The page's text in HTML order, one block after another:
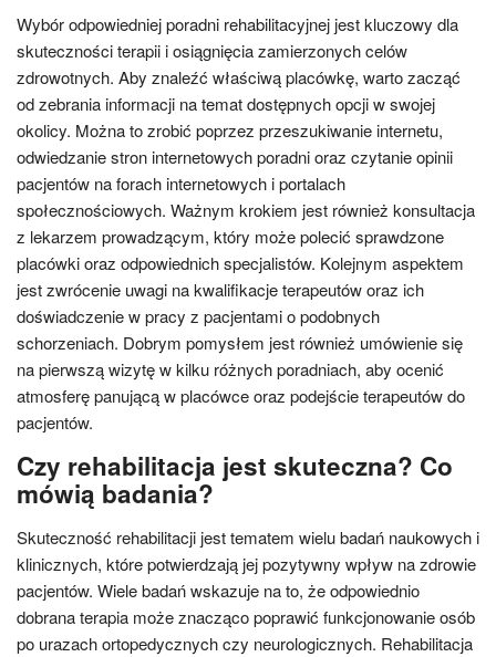
Wybór odpowiedniej poradni rehabilitacyjnej jest kluczowy dla
skuteczności terapii i osiągnięcia zamierzonych celów
zdrowotnych. Aby znaleźć właściwą placówkę, warto zacząć
od zebrania informacji na temat dostępnych opcji w swojej
okolicy. Można to zrobić poprzez przeszukiwanie internetu,
odwiedzanie stron internetowych poradni oraz czytanie opinii
pacjentów na forach internetowych i portalach
społecznościowych. Ważnym krokiem jest również konsultacja
z lekarzem prowadzącym, który może polecić sprawdzone
placówki oraz odpowiednich specjalistów. Kolejnym aspektem
jest zwrócenie uwagi na kwalifikacje terapeutów oraz ich
doświadczenie w pracy z pacjentami o podobnych
schorzeniach. Dobrym pomysłem jest również umówienie się
na pierwszą wizytę w kilku różnych poradniach, aby ocenić
atmosferę panującą w placówce oraz podejście terapeutów do
pacjentów.
Czy rehabilitacja jest skuteczna? Co
mówią badania?
Skuteczność rehabilitacji jest tematem wielu badań naukowych i
klinicznych, które potwierdzają jej pozytywny wpływ na zdrowie
pacjentów. Wiele badań wskazuje na to, że odpowiednio
dobrana terapia może znacząco poprawić funkcjonowanie osób
po urazach ortopedycznych czy neurologicznych. Rehabilitacja